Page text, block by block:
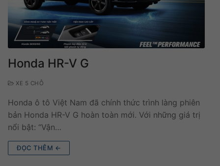
Honda HR-V G
XE 5 CHỖ
Honda ô tô Việt Nam đã chính thức trình làng phiên
bản Honda HR-V G hoàn toàn mới. Với những giá trị
nổi bật: “Vận…
ĐỌC THÊM ←